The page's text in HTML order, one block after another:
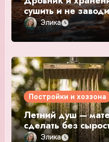
сушить и не
Элика
Постройки и хоззона
Летний душ —
сделать без
Элика